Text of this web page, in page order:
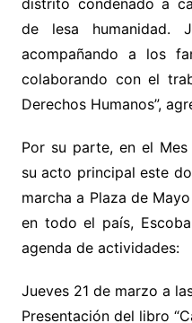
de lesa humanidad.
acompañando a los
colaborando con el
Derechos Humanos”,
Por su parte, en el
su acto principal este
marcha a Plaza de
en todo el país,
agenda de actividades:
Jueves 21 de marzo a
Presentación del libro